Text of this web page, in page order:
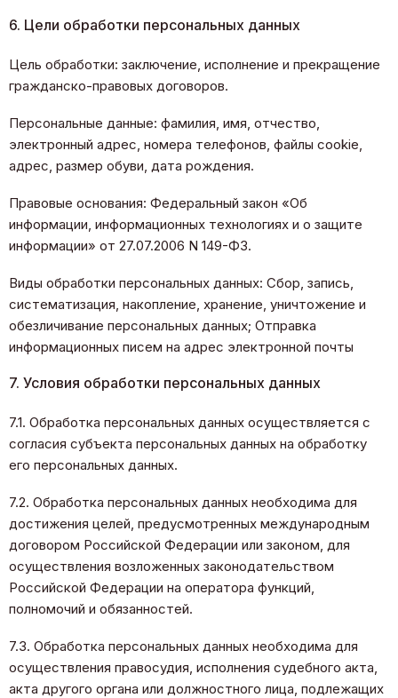
6. Цели обработки персональных данных
Цель обработки: заключение, исполнение и прекращение
гражданско-правовых договоров.
Персональные данные: фамилия, имя, отчество,
электронный адрес, номера телефонов, файлы cookie,
адрес, размер обуви, дата рождения.
Правовые основания: Федеральный закон «Об
информации, информационных технологиях и о защите
информации» от 27.07.2006 N 149-ФЗ.
Виды обработки персональных данных: Сбор, запись,
систематизация, накопление, хранение, уничтожение и
обезличивание персональных данных; Отправка
информационных писем на адрес электронной почты
7. Условия обработки персональных данных
7.1. Обработка персональных данных осуществляется с
согласия субъекта персональных данных на обработку
его персональных данных.
7.2. Обработка персональных данных необходима для
достижения целей, предусмотренных международным
договором Российской Федерации или законом, для
осуществления возложенных законодательством
Российской Федерации на оператора функций,
полномочий и обязанностей.
7.3. Обработка персональных данных необходима для
осуществления правосудия, исполнения судебного акта,
акта другого органа или должностного лица, подлежащих